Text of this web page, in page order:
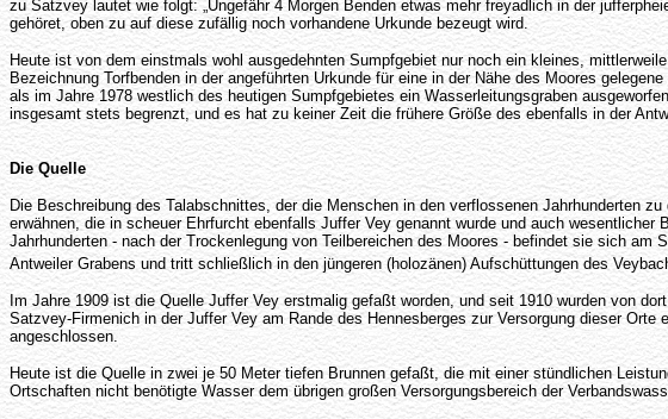
zu Satzvey lautet wie folgt: „Ungefähr 4 Morgen Benden etwas mehr freyadlich in der
gehöret, oben zu auf diese zufällig noch vorhandene Urkunde bezeugt wird.
Heute ist von dem einstmals wohl ausgedehnten Sumpfgebiet nur noch ein kleines,
Bezeichnung Torfbenden in der angeführten Urkunde für eine in der Nähe des Moores
als im Jahre 1978 westlich des heutigen Sumpfgebietes ein Wasserleitungsgraben
insgesamt stets begrenzt, und es hat zu keiner Zeit die frühere Größe des ebenfalls in der
Die Quelle
Die Beschreibung des Talabschnittes, der die Menschen in den verflossenen Jahrhunderten
erwähnen, die in scheuer Ehrfurcht ebenfalls Juffer Vey genannt wurde und auch
Jahrhunderten - nach der Trockenlegung von Teilbereichen des Moores - befindet sie sich
Antweiler Grabens und tritt schließlich in den jüngeren (holozänen) Aufschüttungen des
Im Jahre 1909 ist die Quelle Juffer Vey erstmalig gefaßt worden, und seit 1910 wurden von
Satzvey-Firmenich in der Juffer Vey am Rande des Hennesberges zur Versorgung dieser
angeschlossen.
Heute ist die Quelle in zwei je 50 Meter tiefen Brunnen gefaßt, die mit einer stündlichen
Ortschaften nicht benötigte Wasser dem übrigen großen Versorgungsbereich der